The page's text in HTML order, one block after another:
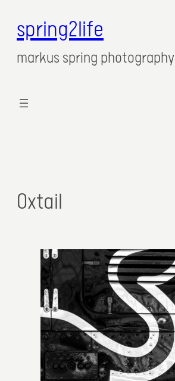
spring2life
markus spring photography
Oxtail